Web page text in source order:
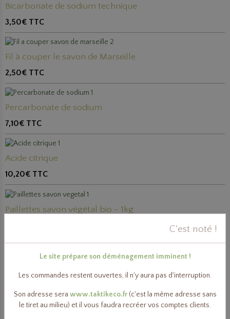
Bicarbonate de sodium technique
3,50€ TTC
Fil à couper le savon de Marseille
2,50€ TTC
Percarbonate de sodium
7,10€ TTC
Acide citrique
10,20€ TTC
Paillettes savon végétal bio - 1kg
Huile essentielle Citron bio 10ml ou 50ml
5,40€TTC
C'est noté !
Le site prépare son déménagement imminent !
Les commandes restent ouvertes, il n'y aura pas d'interruption.
Son adresse sera www.taktikeco.fr (c'est la même adresse sans
le tiret au milieu) et il vous faudra recréer vos comptes clients.